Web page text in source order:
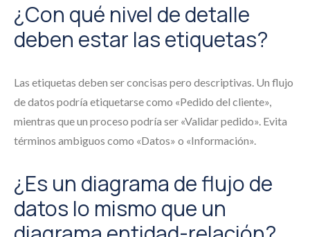
¿Con qué nivel de detalle
deben estar las etiquetas?
Las etiquetas deben ser concisas pero descriptivas. Un flujo
de datos podría etiquetarse como «Pedido del cliente»,
mientras que un proceso podría ser «Validar pedido». Evita
términos ambiguos como «Datos» o «Información».
¿Es un diagrama de flujo de
datos lo mismo que un